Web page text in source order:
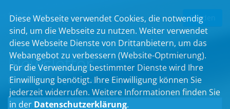
* Pflichtfeld
Newsletter
Erhalten Sie Neuigkeiten aus dem Landtag und der Region.
Diese Webseite verwendet Cookies, die notwendig
sind, um die Webseite zu nutzen. Weiter verwendet
diese Webseite Dienste von Drittanbietern, um das
Webangebot zu verbessern (Website-Optmierung).
Für die Verwendung bestimmter Dienste wird Ihre
Einwilligung benötigt. Ihre Einwilligung können Sie
jederzeit widerrufen. Weitere Informationen finden Sie
in der Datenschutzerklärung.